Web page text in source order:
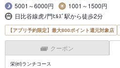
5001～6000円
1001～1500円
日比谷線虎ﾉ門ﾋﾙｽﾞ駅から徒歩2分
【アプリ予約限定】最大800ポイント還元対象店
クーポン
栄(ei)ランチコース